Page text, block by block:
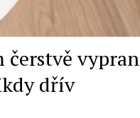
čerstvě
dřív